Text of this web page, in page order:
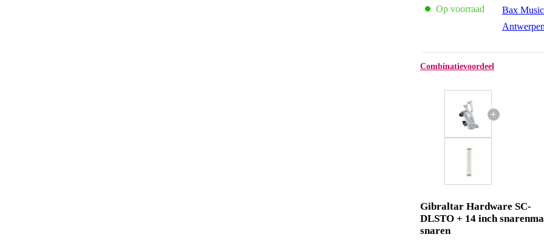
Op voorraad
Bax
Antwerpen
Combinatievoordeel
+
Gibraltar Hardware SC-
DLSTO + 14 inch
snaren